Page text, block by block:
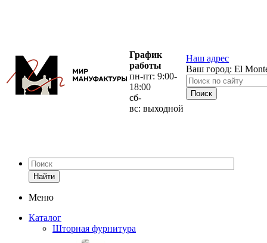
График
работы
пн-пт: 9:00-
18:00
сб-
вс: выходной
Наш адрес
Ваш город: El
Найти
Меню
Каталог
Шторная фурнитура